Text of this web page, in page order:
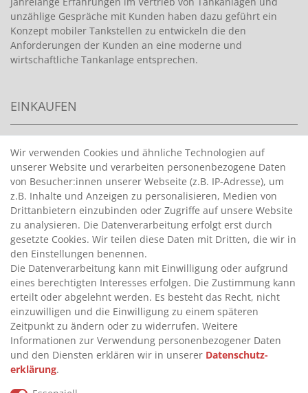
unzählige Gespräche mit Kunden haben dazu geführt ein
Konzept mobiler Tankstellen zu entwickeln die den
Anforderungen der Kunden an eine moderne und
wirtschaftliche Tankanlage entsprechen.
EINKAUFEN
HANDPUMPEN FÜR BENZIN
>
HANDPUMPEN FÜR ÖLE
>
TANKANLAGEN
>
ADBLUE® BETANKUNG
INFORMATIONEN
>
FAQ
>
VERTRAG WIDERRUFEN
>
WIDERRUFSRECHT
>
WIDERRUFSFORMULAR
IMPRESSUM
Wir verwenden Cookies und ähnliche Technologien auf
unserer Website und verarbeiten personenbezogene Daten
von Besucher:innen unserer Webseite (z.B. IP-Adresse), um
z.B. Inhalte und Anzeigen zu personalisieren, Medien von
Drittanbietern einzubinden oder Zugriffe auf unsere Website
zu analysieren. Die Datenverarbeitung erfolgt erst durch
gesetzte Cookies. Wir teilen diese Daten mit Dritten, die wir in
den Einstellungen benennen.
Die Datenverarbeitung kann mit Einwilligung oder aufgrund
eines berechtigten Interesses erfolgen. Die Zustimmung kann
erteilt oder abgelehnt werden. Es besteht das Recht, nicht
einzuwilligen und die Einwilligung zu einem späteren
Zeitpunkt zu ändern oder zu widerrufen. Weitere
Informationen zur Verwendung personenbezogener Daten
und den Diensten erklären wir in unserer Daten­schutz­
erklärung.